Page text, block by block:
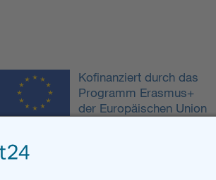
Kofinanziert durch das
Programm Erasmus+
der Europäischen Union
Kontakt